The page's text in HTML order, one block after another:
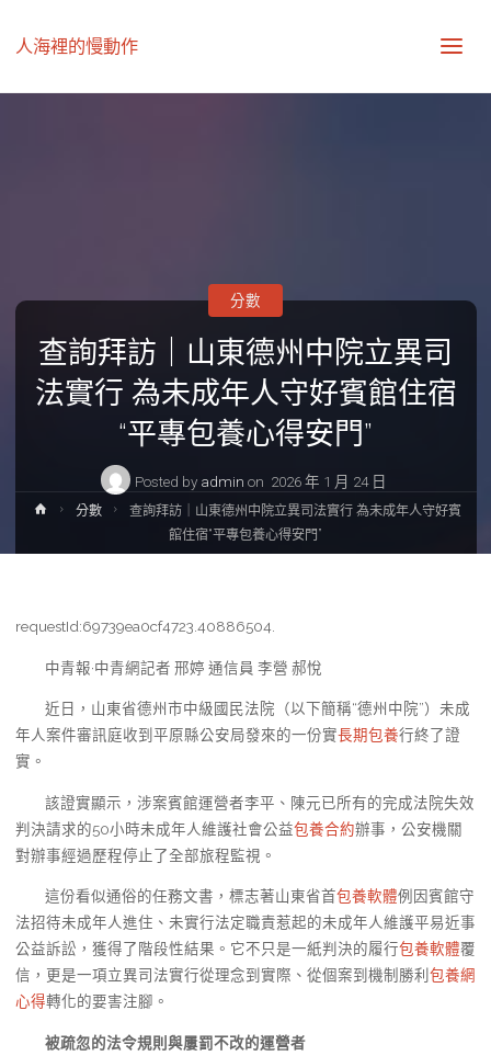
人海裡的慢動作
查詢拜訪｜山東德州中院立異司
法實行 為未成年人守好賓館住宿
“平專包養心得安門”
Posted by admin on 2026 年 1 月 24 日
分數
Home分數
查詢拜訪｜山東德州中院立異司法實行 為未成年人守好賓
館住宿“平專包養心得安門”
requestId:69739ea0cf4723.40886504.
中青報·中青網記者 邢婷 通信員 李營 郝悅
近日，山東省德州市中級國民法院（以下簡稱“德州中院”）未成
年人案件審訊庭收到平原縣公安局發來的一份實長期包養行終了證
實。
該證實顯示，涉案賓館運營者李平、陳元已所有的完成法院失效
判決請求的50小時未成年人維護社會公益包養合約辦事，公安機關
對辦事經過歷程停止了全部旅程監視。
這份看似通俗的任務文書，標志著山東省首包養軟體例因賓館守
法招待未成年人進住、未實行法定職責惹起的未成年人維護平易近事
公益訴訟，獲得了階段性結果。它不只是一紙判決的履行包養軟體覆
信，更是一項立異司法實行從理念到實際、從個案到機制勝利 包養網
心得轉化的要害注腳。
被疏忽的法令規則與屢罰不改的運營者